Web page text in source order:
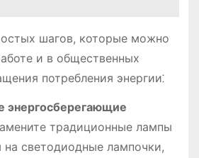
шагов, которые можно
и в общественных
потребления энергии⁚
энергосберегающие
традиционные лампы
на светодиодные лампочки,